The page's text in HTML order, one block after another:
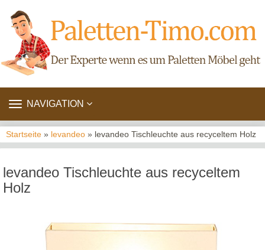
TOGGLE
NAVIGATION
Startseite » levandeo » levandeo Tischleuchte aus recyceltem Holz
levandeo Tischleuchte aus recyceltem
Holz